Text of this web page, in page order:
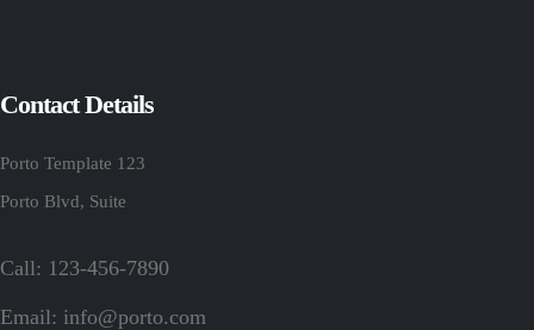
Contact Details
Porto Template 123
Porto Blvd, Suite
Call: 123-456-7890
Email: info@porto.com